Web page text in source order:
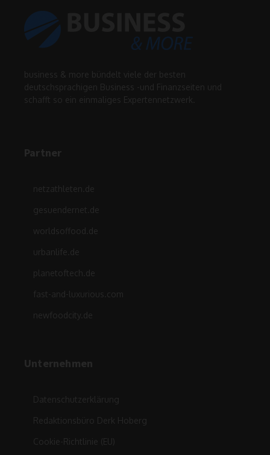
business & more bündelt viele der besten
deutschsprachigen Business -und Finanzseiten und
schafft so ein einmaliges Expertennetzwerk.
Partner
netzathleten.de
gesuendernet.de
worldsoffood.de
urbanlife.de
planetoftech.de
fast-and-luxurious.com
newfoodcity.de
Unternehmen
Datenschutzerklärung
Redaktionsbüro Derk Hoberg
Cookie-Richtlinie (EU)